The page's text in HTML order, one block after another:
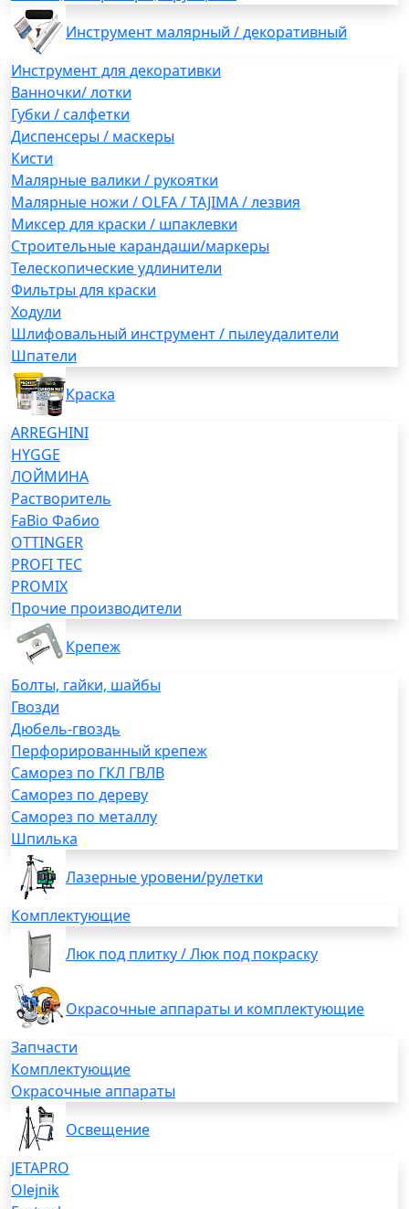
Инструмент малярный / декоративный
Инструмент для декоративки
Ванночки/ лотки
Губки / салфетки
Диспенсеры / маскеры
Кисти
Малярные валики / рукоятки
Малярные ножи / OLFA / TAJIMA / лезвия
Миксер для краски / шпаклевки
Строительные карандаши/маркеры
Телескопические удлинители
Фильтры для краски
Ходули
Шлифовальный инструмент / пылеудалители
Шпатели
Краска
ARREGHINI
HYGGE
ЛОЙМИНА
Растворитель
FaBio Фабио
OTTINGER
PROFI TEC
PROMIX
Прочие производители
Крепеж
Болты, гайки, шайбы
Гвозди
Дюбель-гвоздь
Перфорированный крепеж
Саморез по ГКЛ ГВЛВ
Саморез по дереву
Саморез по металлу
Шпилька
Лазерные уровени/рулетки
Комплектующие
Люк под плитку / Люк под покраску
Окрасочные аппараты и комплектующие
Запчасти
Комплектующие
Окрасочные аппараты
Освещение
JETAPRO
Olejnik